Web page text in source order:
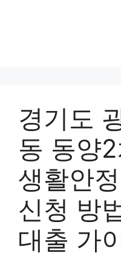
경기도
동 동양
생활안
신청 방
대출 가